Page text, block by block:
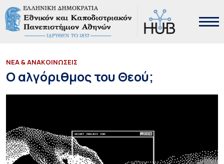
ΝΕΑ & ΑΝΑΚΟΙΝΩΣΕΙΣ
Ο αλγόριθμος του Θεού;